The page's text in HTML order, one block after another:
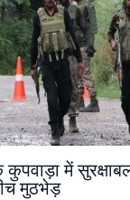
में
मुठभेड़